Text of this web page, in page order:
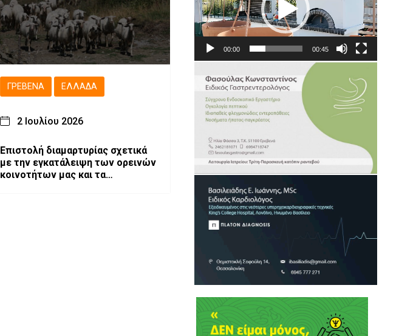
ΓΡΕΒΕΝΆ ΕΛΛΆΔΑ
2 Ιουλίου 2026
Επιστολή διαμαρτυρίας σχετικά
με την εγκατάλειψη των ορεινών
κοινοτήτων μας και τα
00:00 00:45